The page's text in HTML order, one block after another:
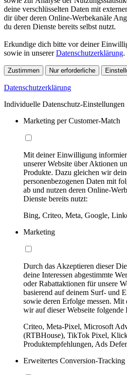
deine verschlüsselten Daten mit
dir über deren Online-Werbekanäle
du deren Dienste bereits selbst nutzt.
Erkundige dich bitte vor deiner
sowie in unsererDatenschutzerklärung.
Zustimmen Nur erforderliche
Datenschutzerklärung
Individuelle Datenschutz-Einstellungen
Marketing per Customer-Match
Mit deiner Einwilligung
unserer Website über Aktionen
Produkte. Dazu gleichen wir
personenbezogenen Daten mit
ab und nutzen deren Online-
Dienste bereits nutzt:
Bing, Criteo, Meta, Google,
Marketing
Durch das Akzeptieren dieser
deine Interessen abgestimmte
oder Rabattaktionen für unsere
basierend auf deinem Surf- und
sowie deren Erfolge messen.
wir auf dieser Webseite folgende
Criteo, Meta-Pixel, Microsoft
(RTBHouse), TikTok Pixel,
Produktempfehlungen, Ads
Erweitertes Conversion-Tracking